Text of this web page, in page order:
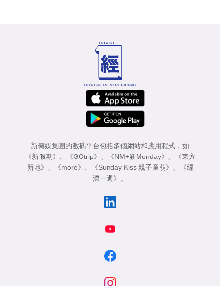
新傳媒集團的數碼平台包括多個網站和應用程式，如
《新假期》
《GOtrip》 《NM+新Monday》
《東方
新地》
《more》 《Sunday Kiss 親子童萌》
《經
濟一週》
。